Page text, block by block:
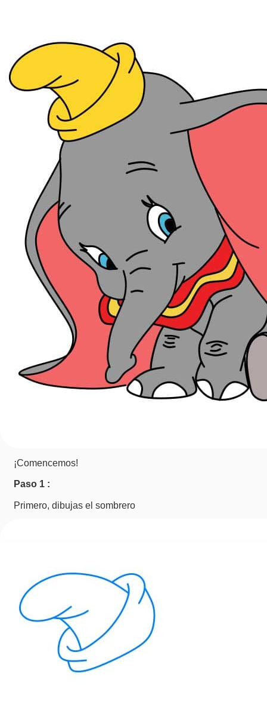
¡Comencemos!
Paso 1 :
Primero, dibujas el sombrero